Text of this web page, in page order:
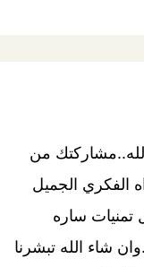
من
الفكري الجميل
تمنيات ساره
شاء الله تبشرنا